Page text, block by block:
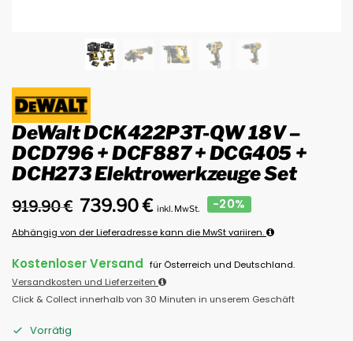
DeWalt DCK422P3T-QW 18V –
DCD796 + DCF887 + DCG405 +
DCH273 Elektrowerkzeuge Set
919.90€ 739.90€ inkl. MwSt. -20%
Abhängig von der Lieferadresse kann die MwSt variiren.
Kostenloser Versand für Österreich und Deutschland.
Versandkosten und Lieferzeiten
Click & Collect innerhalb von 30 Minuten in unserem Geschäft
Vorrätig